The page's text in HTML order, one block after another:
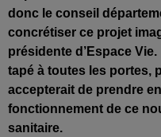
donc le conseil
concrétiser ce projet
présidente d’Espace Vie.
tapé à toutes les portes,
accepterait de prendre
fonctionnement de ce
sanitaire.